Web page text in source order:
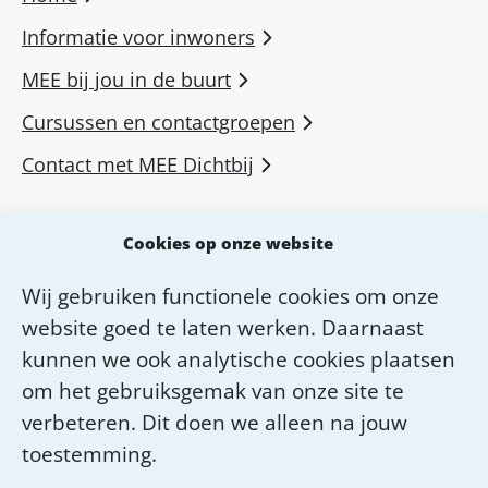
Cookies op onze website
Wij gebruiken functionele cookies om onze
website goed te laten werken. Daarnaast
kunnen we ook analytische cookies plaatsen
om het gebruiksgemak van onze site te
verbeteren. Dit doen we alleen na jouw
toestemming.
Informatie voor inwoners
MEE bij jou in de buurt
Cursussen en contactgroepen
Contact met MEE Dichtbij
Diensten van MEE Dichtbij
Over MEE Dichtbij
Werken bij MEE Dichtbij